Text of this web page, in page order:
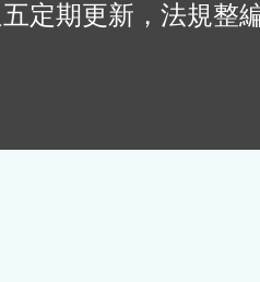
定期更新，法規整